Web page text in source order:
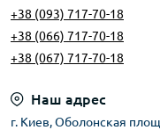
+38 (093) 717-70-18
+38 (066) 717-70-18
+38 (067) 717-70-18
Наш адрес
г. Киев, Оболонская